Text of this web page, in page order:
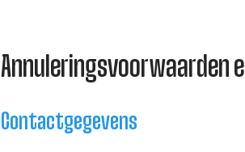
Annuleringsvoorwaarden
Contactgegevens